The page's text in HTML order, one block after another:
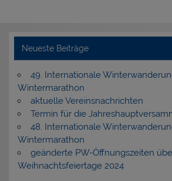
Neueste Beiträge
49. Internationale
Wintermarathon
aktuelle Vereinsnachrichten
Termin für die
48. Internationale
Wintermarathon
geänderte PW-Öffnungszeiten
Weihnachtsfeiertage 2024